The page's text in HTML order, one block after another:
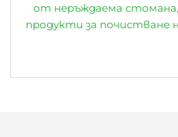
от неръждаема
продукти за почистване